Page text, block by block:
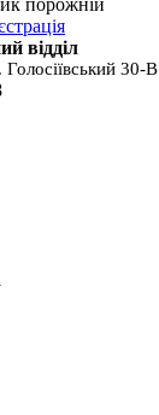
порожній
відділ
Голосіївський 30-В